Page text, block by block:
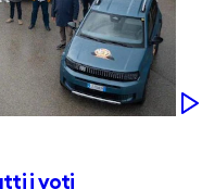
i voti